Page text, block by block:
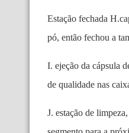
Estação fechada
pó, então fechou a
I. ejeção da cápsula
de qualidade nas
J. estação de